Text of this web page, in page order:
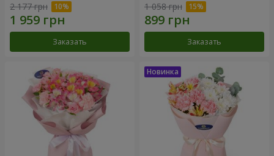
2 177 грн
Заказать
1 058 грн
Заказать